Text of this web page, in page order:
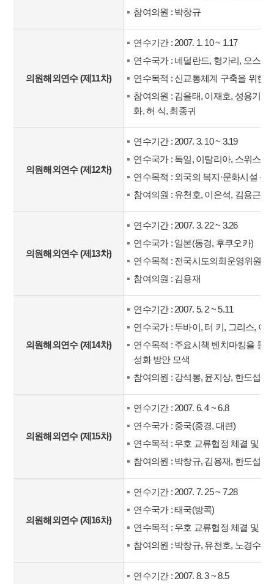
참여의원 : 박창규
의원해외연수 (제11차)
연수기간 : 2007. 1. 10 ~ 1.17
연수국가 : 네덜란드, 헝가리, 오스트
연수목적 : 신교통체계 구축을 위한
참여의원 : 김을태, 이재호, 성용기,
화, 허 식, 최종귀
의원해외연수 (제12차)
연수기간 : 2007. 3. 10 ~ 3.19
연수국가 : 독일, 이탈리아, 스위스,
연수목적 : 외국의 복지·문화시설 등
참여의원 : 유천호, 이은석, 김용근,
의원해외연수 (제13차)
연수기간 : 2007. 3. 22 ~ 3.26
연수국가 : 일본(동경, 후쿠오카)
연수목적 : 전국시도의회운영위원
참여의원 : 김용재
의원해외연수 (제14차)
연수기간 : 2007. 5. 2 ~ 5.11
연수국가 : 두바이, 터 키, 그리스, 이
연수목적 : 주요시책 벤치마킹을 통
성화 방안 모색
참여의원 : 강석봉, 윤지상, 한도섭,
의원해외연수 (제15차)
연수기간 : 2007. 6. 4 ~ 6.8
연수국가 : 중국(중경, 대련)
연수목적 : 우호 교류협정 체결 및 교
참여의원 : 박창규, 김용재, 한도섭,
의원해외연수 (제16차)
연수기간 : 2007. 7. 25 ~ 7.28
연수국가 : 태국(방콕)
연수목적 : 우호 교류협정 체결 및 교
참여의원 : 박창규, 유천호, 노경수
연수기간 : 2007. 8. 3 ~ 8.5